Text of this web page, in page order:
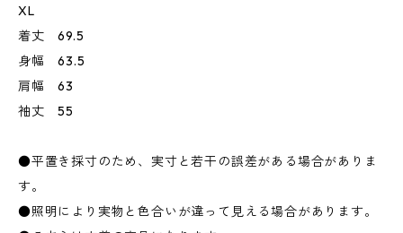
XL
着丈 69.5
身幅 63.5
肩幅 63
袖丈 55
●平置き採寸のため、実寸と若干の誤差がある場合がありま
す。
●照明により実物と色合いが違って見える場合があります。